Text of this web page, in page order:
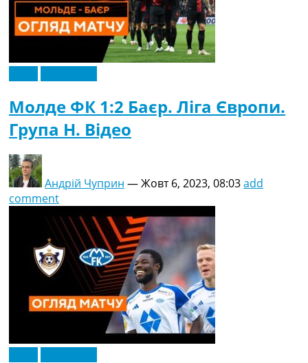
Молде ФК 1:2 Баєр. Ліга Європи.
Група H. Відео
Андрій Чуприн —Жовт 6, 2023, 08:03add
comment